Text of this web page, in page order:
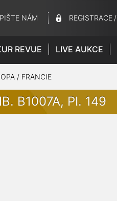
NÁM REGISTRACE /
REVUE LIVE AUKCE
/ FRANCIE
B1007A, PI. 149